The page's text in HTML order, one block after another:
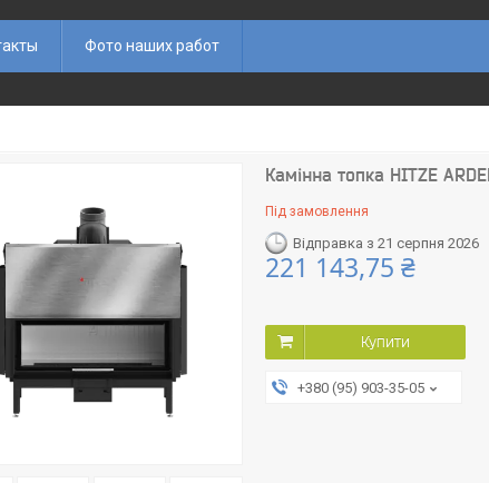
Фото наших работ
Камінна топка HITZE
Під замовлення
Відправка з 21 серпня 2026
221 143,75 ₴
Купити
+380 (95) 903-35-05